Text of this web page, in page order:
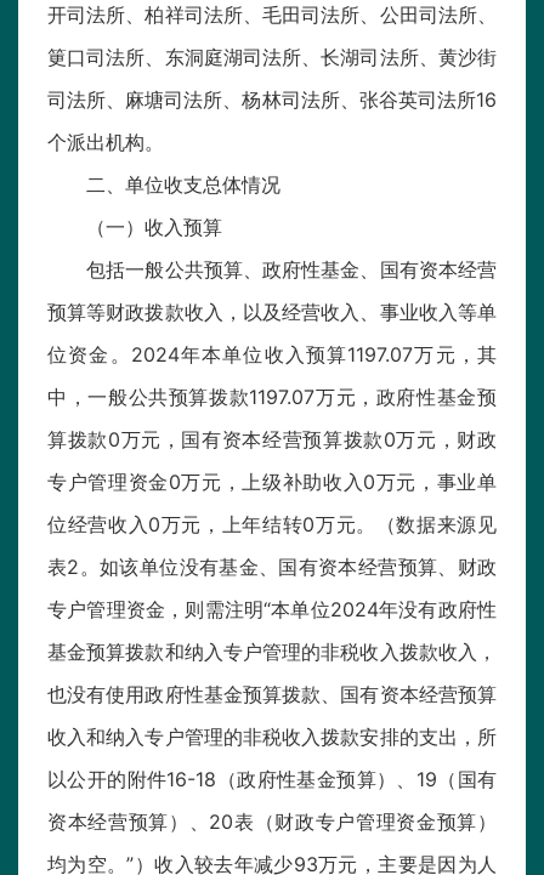
开司法所、柏祥司法所、毛田司法所、公田司法所、
筻口司法所、东洞庭湖司法所、长湖司法所、黄沙街
司法所、麻塘司法所、杨林司法所、张谷英司法所16
个派出机构。
二、单位收支总体情况
（一）收入预算
包括一般公共预算、政府性基金、国有资本经营
预算等财政拨款收入，以及经营收入、事业收入等单
位资金。2024年本单位收入预算1197.07万元，其
中，一般公共预算拨款1197.07万元，政府性基金预
算拨款0万元，国有资本经营预算拨款0万元，财政
专户管理资金0万元，上级补助收入0万元，事业单
位经营收入0万元，上年结转0万元。（数据来源见
表2。如该单位没有基金、国有资本经营预算、财政
专户管理资金，则需注明“本单位2024年没有政府性
基金预算拨款和纳入专户管理的非税收入拨款收入，
也没有使用政府性基金预算拨款、国有资本经营预算
收入和纳入专户管理的非税收入拨款安排的支出，所
以公开的附件16-18（政府性基金预算）、19（国有
资本经营预算）、20表（财政专户管理资金预算）
均为空。”）收入较去年减少93万元，主要是因为人